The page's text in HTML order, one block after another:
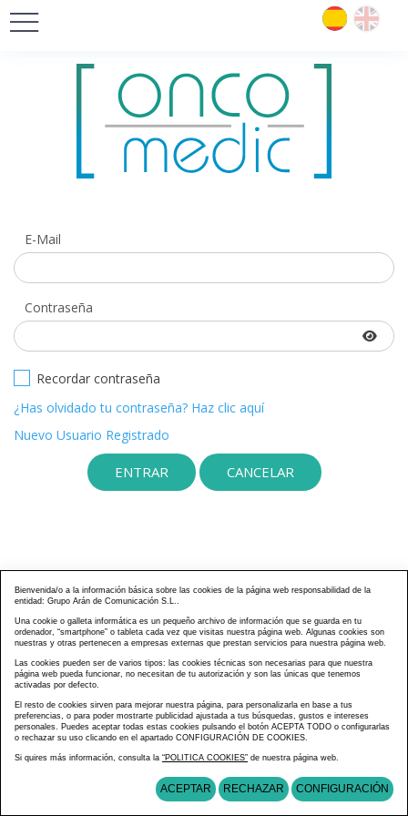
E-Mail
Contraseña
Recordar contraseña
¿Has olvidado tu contraseña? Haz clic aquí
Nuevo Usuario Registrado
Bienvenida/o a la información básica sobre las cookies de la página web responsabilidad de la
entidad: Grupo Arán de Comunicación S.L..
Una cookie o galleta informática es un pequeño archivo de información que se guarda en tu
ordenador, “smartphone” o tableta cada vez que visitas nuestra página web. Algunas cookies son
nuestras y otras pertenecen a empresas externas que prestan servicios para nuestra página web.
Las cookies pueden ser de varios tipos: las cookies técnicas son necesarias para que nuestra
página web pueda funcionar, no necesitan de tu autorización y son las únicas que tenemos
activadas por defecto.
El resto de cookies sirven para mejorar nuestra página, para personalizarla en base a tus
preferencias, o para poder mostrarte publicidad ajustada a tus búsquedas, gustos e intereses
personales. Puedes aceptar todas estas cookies pulsando el botón ACEPTA TODO o configurarlas
o rechazar su uso clicando en el apartado CONFIGURACIÓN DE COOKIES.
Si quires más información, consulta la “POLITICA COOKIES” de nuestra página web.
ACEPTAR RECHAZAR CONFIGURACIÓN